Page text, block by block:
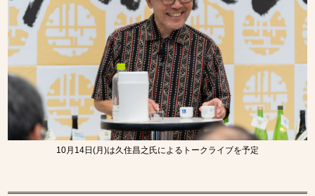
10月14日(月)は久住昌之氏によるトークライブを予定